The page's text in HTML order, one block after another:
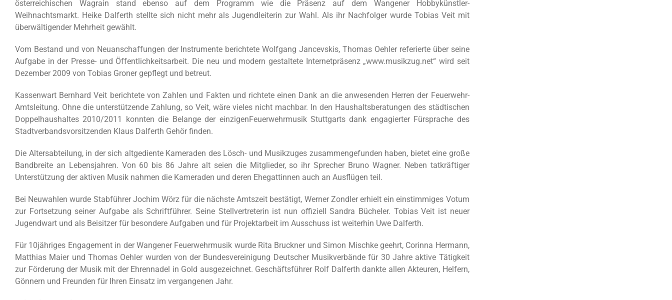
österreichischen Wagrain stand ebenso auf dem Programm wie die Präsenz auf dem Wangener Hobbykünstler-
Weihnachtsmarkt. Heike Dalferth stellte sich nicht mehr als Jugendleiterin zur Wahl. Als ihr Nachfolger wurde Tobias Veit mit
überwältigender Mehrheit gewählt.
Vom Bestand und von Neuanschaffungen der Instrumente berichtete Wolfgang Jancevskis, Thomas Oehler referierte über seine
Aufgabe in der Presse- und Öffentlichkeitsarbeit. Die neu und modern gestaltete Internetpräsenz „www.musikzug.net“ wird seit
Dezember 2009 von Tobias Groner gepflegt und betreut.
Kassenwart Bernhard Veit berichtete von Zahlen und Fakten und richtete einen Dank an die anwesenden Herren der Feuerwehr-
Amtsleitung. Ohne die unterstützende Zahlung, so Veit, wäre vieles nicht machbar. In den Haushaltsberatungen des städtischen
Doppelhaushaltes 2010/2011 konnten die Belange der einzigenFeuerwehrmusik Stuttgarts dank engagierter Fürsprache des
Stadtverbandsvorsitzenden Klaus Dalferth Gehör finden.
Die Altersabteilung, in der sich altgediente Kameraden des Lösch- und Musikzuges zusammengefunden haben, bietet eine große
Bandbreite an Lebensjahren. Von 60 bis 86 Jahre alt seien die Mitglieder, so ihr Sprecher Bruno Wagner. Neben tatkräftiger
Unterstützung der aktiven Musik nahmen die Kameraden und deren Ehegattinnen auch an Ausflügen teil.
Bei Neuwahlen wurde Stabführer Jochim Wörz für die nächste Amtszeit bestätigt, Werner Zondler erhielt ein einstimmiges Votum
zur Fortsetzung seiner Aufgabe als Schriftführer. Seine Stellvertreterin ist nun offiziell Sandra Bücheler. Tobias Veit ist neuer
Jugendwart und als Beisitzer für besondere Aufgaben und für Projektarbeit im Ausschuss ist weiterhin Uwe Dalferth.
Für 10jähriges Engagement in der Wangener Feuerwehrmusik wurde Rita Bruckner und Simon Mischke geehrt, Corinna Hermann,
Matthias Maier und Thomas Oehler wurden von der Bundesvereinigung Deutscher Musikverbände für 30 Jahre aktive Tätigkeit
zur Förderung der Musik mit der Ehrennadel in Gold ausgezeichnet. Geschäftsführer Rolf Dalferth dankte allen Akteuren, Helfern,
Gönnern und Freunden für Ihren Einsatz im vergangenen Jahr.